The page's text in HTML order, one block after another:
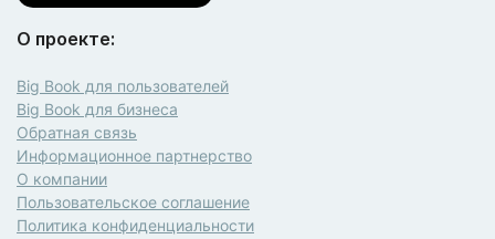
О проекте:
Big Book для пользователей
Big Book для бизнеса
Обратная связь
Информационное партнерство
О компании
Пользовательское соглашение
Политика конфиденциальности